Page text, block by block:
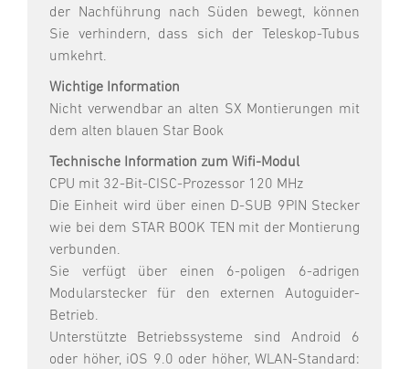
der Nachführung nach Süden bewegt, können
Sie verhindern, dass sich der Teleskop-Tubus
umkehrt.
Wichtige Information
Nicht verwendbar an alten SX Montierungen mit
dem alten blauen Star Book
Technische Information zum Wifi-Modul
CPU mit 32-Bit-CISC-Prozessor 120 MHz
Die Einheit wird über einen D-SUB 9PIN Stecker
wie bei dem STAR BOOK TEN mit der Montierung
verbunden.
Sie verfügt über einen 6-poligen 6-adrigen
Modularstecker für den externen Autoguider-
Betrieb.
Unterstützte Betriebssysteme sind Android 6
oder höher, iOS 9.0 oder höher, WLAN-Standard: